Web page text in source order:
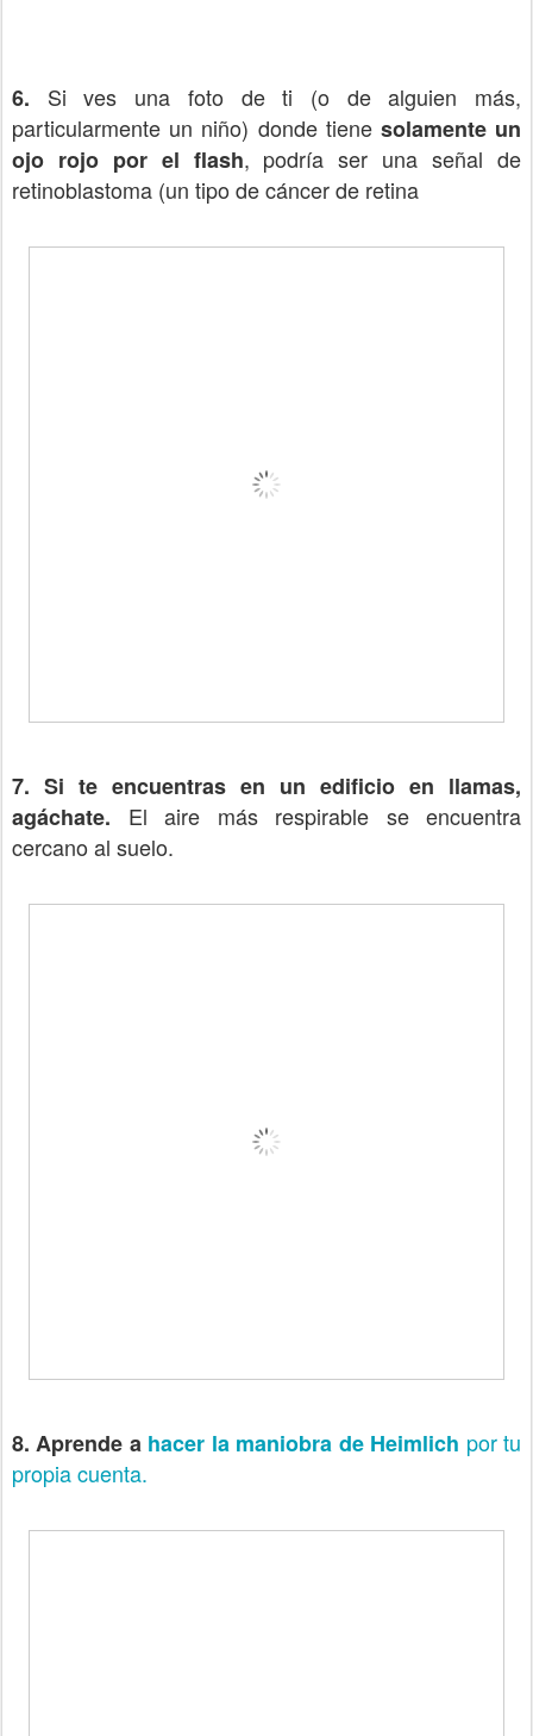
6. Si ves una foto de ti (o de alguien más,
particularmente un niño) donde tiene solamente un
ojo rojo por el flash, podría ser una señal de
retinoblastoma (un tipo de cáncer de retina
7. Si te encuentras en un edificio en llamas,
agáchate. El aire más respirable se encuentra
cercano al suelo.
8. Aprende a hacer la maniobra de Heimlich por tu
propia cuenta.